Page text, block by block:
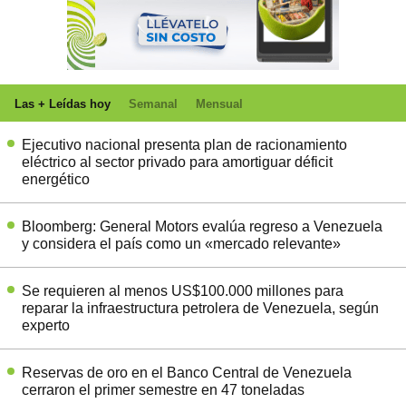
Las + Leídas hoy Semanal Mensual
Ejecutivo nacional presenta plan de racionamiento
eléctrico al sector privado para amortiguar déficit
energético
Bloomberg: General Motors evalúa regreso a Venezuela
y considera el país como un «mercado relevante»
Se requieren al menos US$100.000 millones para
reparar la infraestructura petrolera de Venezuela, según
experto
Reservas de oro en el Banco Central de Venezuela
cerraron el primer semestre en 47 toneladas